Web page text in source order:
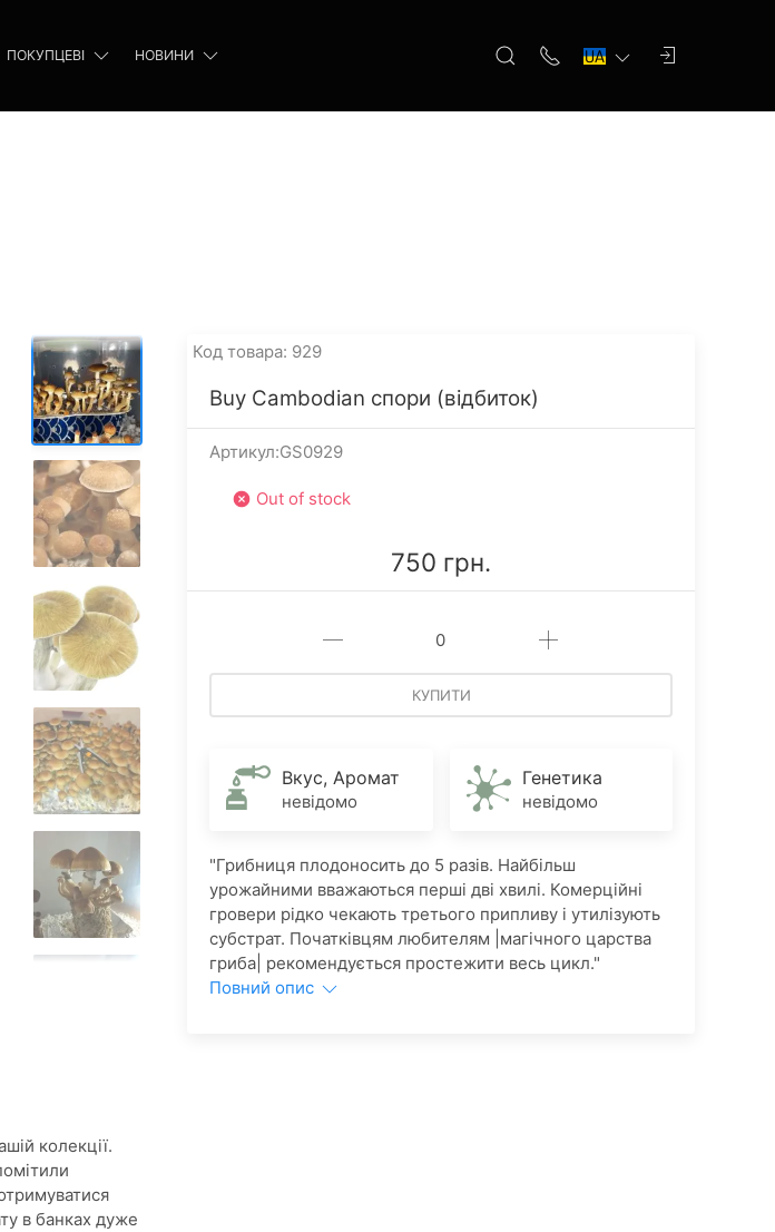
ПОКУПЦЕВІ НОВИНИ
колекції.
в банках дуже
Код товара: 929
Buy Cambodian спори (відбиток)
Артикул:GS0929
Out of stock
750 грн.
КУПИТИ
Вкус, Аромат
невідомо
Генетика
невідомо
"Грибниця плодоносить до 5 разів. Найбільш
урожайними вважаються перші дві хвилі. Комерційні
гровери рідко чекають третього припливу і утилізують
субстрат. Початківцям любителям |магічного царства
гриба| рекомендується простежити весь цикл."
Повний опис